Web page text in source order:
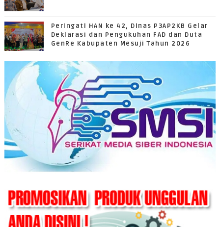
Peringati HAN ke 42, Dinas P3AP2KB Gelar
Deklarasi dan Pengukuhan FAD dan Duta
GenRe Kabupaten Mesuji Tahun 2026